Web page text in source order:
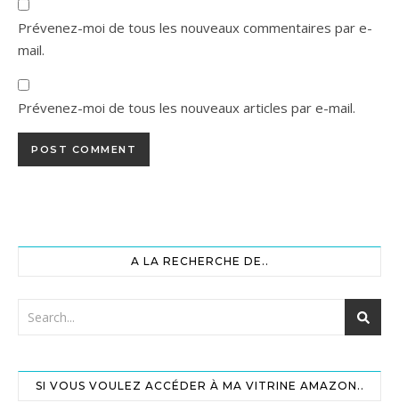
Prévenez-moi de tous les nouveaux commentaires par e-
mail.
Prévenez-moi de tous les nouveaux articles par e-mail.
A LA RECHERCHE DE..
SI VOUS VOULEZ ACCÉDER À MA VITRINE AMAZON..